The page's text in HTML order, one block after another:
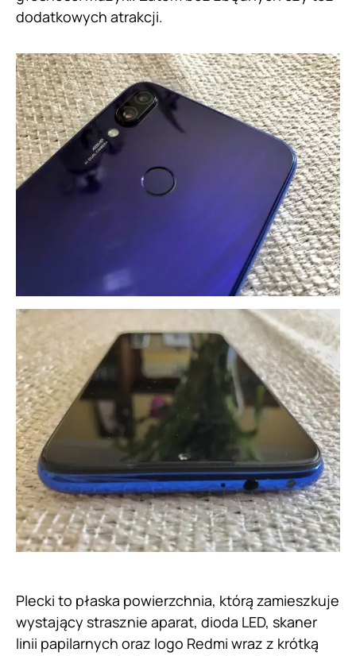
dodatkowych atrakcji.
Plecki to płaska powierzchnia, którą zamieszkuje
wystający strasznie aparat, dioda LED, skaner
linii papilarnych oraz logo Redmi wraz z krótką